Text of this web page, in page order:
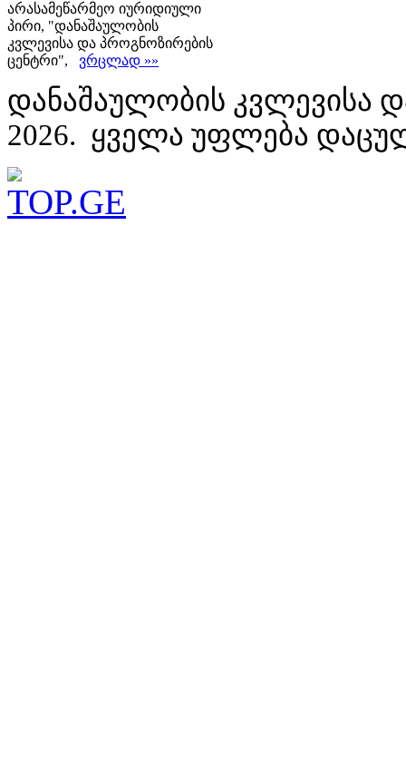
არასამეწარმეო იურიდიული
პირი, "დანაშაულობის
კვლევისა და პროგნოზირების
ცენტრი", ვრცლად »»
დანაშაულობის კვლევისა
2026. ყველა უფლება